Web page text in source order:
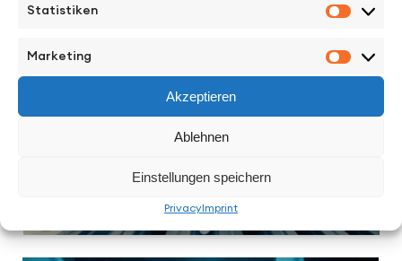
Statistiken
Marketing
Akzeptieren
Ablehnen
Einstellungen speichern
PrivacyImprint
Movies: